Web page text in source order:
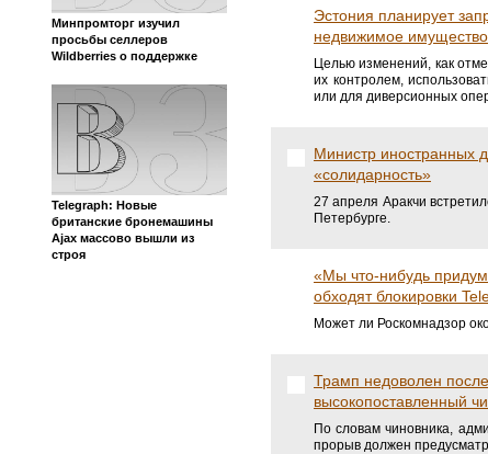
Минпромторг изучил
просьбы селлеров
Wildberries о поддержке
Telegraph: Новые
британские бронемашины
Ajax массово вышли из
строя
Эстония планирует
недвижимое имущество
Целью изменений, как
их контролем,
или для диверсионных
Министр иностранных
«солидарность»
27 апреля Аракчи
Петербурге.
«Мы что-нибудь
обходят блокировки
Может ли Роскомнадзор
Трамп недоволен
высокопоставленный
По словам чиновника,
прорыв должен